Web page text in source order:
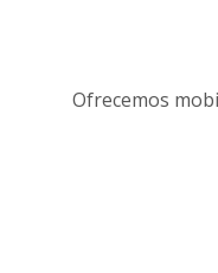
Ofrecemos